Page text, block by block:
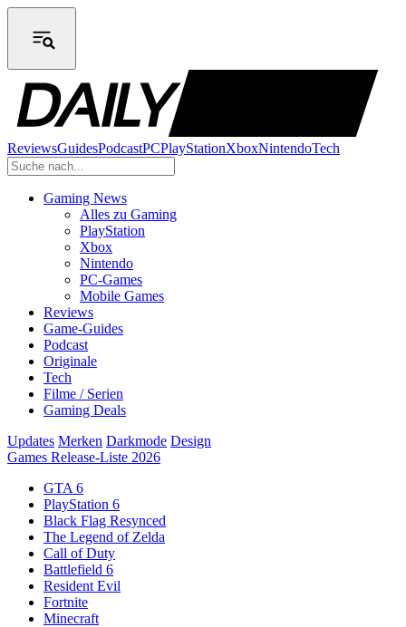
ReviewsGuidesPodcastPCPlayStationXboxNintendoTech
Gaming News
Alles zu Gaming
PlayStation
Xbox
Nintendo
PC-Games
Mobile Games
Reviews
Game-Guides
Podcast
Originale
Tech
Filme / Serien
Gaming Deals
Updates Merken Darkmode Design
Games Release-Liste 2026
GTA 6
PlayStation 6
Black Flag Resynced
The Legend of Zelda
Call of Duty
Battlefield 6
Resident Evil
Fortnite
Minecraft